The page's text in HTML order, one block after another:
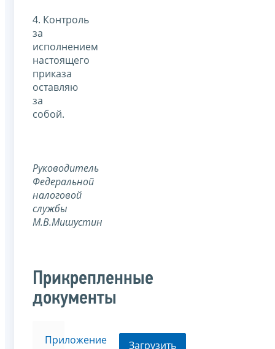
4. Контроль
за
исполнением
настоящего
приказа
оставляю
за
собой.
Руководитель
Федеральной
налоговой
службы
М.В.Мишустин
Прикрепленные
документы
Приложение
Загрузить